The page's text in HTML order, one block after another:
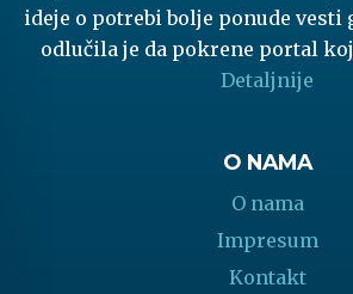
ideje o potrebi bolje ponude vesti
odlučila je da pokrene portal
Detaljnije
O NAMA
O nama
Impresum
Kontakt